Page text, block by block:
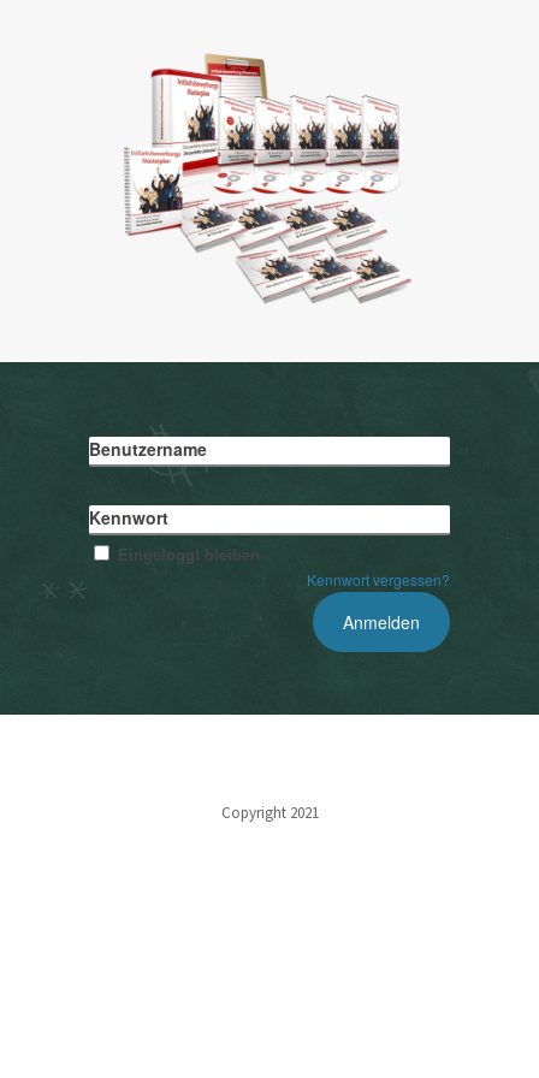
Benutzername
Kennwort
Eingeloggt bleiben
Kennwort vergessen?
Copyright 2021